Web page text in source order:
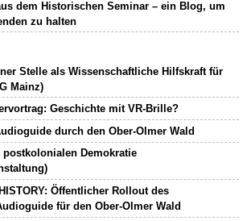
dem Historischen Seminar – ein Blog, um
zu halten
Stelle als Wissenschaftliche Hilfskraft für
Mainz)
Geschichte mit VR-Brille?
durch den Ober-Olmer Wald
Demokratie
Öffentlicher Rollout des
für den Ober-Olmer Wald